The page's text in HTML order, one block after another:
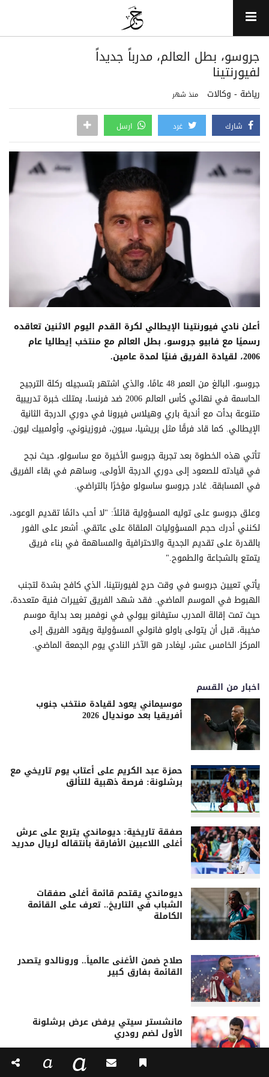
جروسو، بطل العالم، مدرباً جديداً
لفيورنتينا
رياضة - وكالات منذ شهر
شارك غرد ارسل
أعلن نادي فيورنتينا الإيطالي لكرة القدم اليوم الاثنين تعاقده
رسميًا مع فابيو جروسو، بطل العالم مع منتخب إيطاليا عام
2006، لقيادة الفريق فنيًا لمدة عامين.
جروسو، البالغ من العمر 48 عامًا، والذي اشتهر بتسجيله ركلة الترجيح
الحاسمة في نهائي كأس العالم 2006 ضد فرنسا، يمتلك خبرة تدريبية
متنوعة بدأت مع أندية باري وهيلاس فيرونا في دوري الدرجة الثانية
الإيطالي. كما قاد فرقًا مثل بريشيا، سيون، فروزينوني، وأولمبيك ليون.
تأتي هذه الخطوة بعد تجربة جروسو الأخيرة مع ساسولو، حيث نجح
في قيادته للصعود إلى دوري الدرجة الأولى، وساهم في بقاء الفريق
في المسابقة. غادر جروسو ساسولو مؤخرًا بالتراضي.
وعلق جروسو على توليه المسؤولية قائلاً: "لا أحب دائمًا تقديم الوعود،
لكنني أدرك حجم المسؤوليات الملقاة على عاتقي. أشعر على الفور
بالقدرة على تقديم الجدية والاحترافية والمساهمة في بناء فريق
يتمتع بالشجاعة والطموح."
يأتي تعيين جروسو في وقت حرج لفيورنتينا، الذي كافح بشدة لتجنب
الهبوط في الموسم الماضي. فقد شهد الفريق تغييرات فنية متعددة،
حيث تمت إقالة المدرب ستيفانو بيولي في نوفمبر بعد بداية موسم
مخيبة، قبل أن يتولى باولو فانولي المسؤولية ويقود الفريق إلى
المركز الخامس عشر، ليغادر هو الآخر النادي يوم الجمعة الماضي.
اخبار من القسم
موسيماني يعود لقيادة منتخب جنوب
أفريقيا بعد مونديال 2026
حمزة عبد الكريم على أعتاب يوم تاريخي مع
برشلونة: فرصة ذهبية للتألق
صفقة تاريخية: ديوماندي يتربع على عرش
أغلى اللاعبين الأفارقة بانتقاله لريال مدريد
ديوماندي يقتحم قائمة أغلى صفقات
الشباب في التاريخ.. تعرف على القائمة
الكاملة
صلاح ضمن الأغنى عالمياً.. ورونالدو يتصدر
القائمة بفارق كبير
مانشستر سيتي يرفض عرض برشلونة
الأول لضم رودري
a a